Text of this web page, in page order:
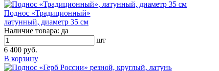
Поднос «Традиционный»
латунный, диаметр 35 см
Наличие товара: да
шт
6 400 руб.
В корзину